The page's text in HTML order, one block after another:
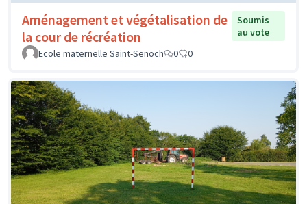
Aménagement et végétalisation de
la cour de récréation
Soumis
au vote
Ecole maternelle Saint-Senoch
0 0